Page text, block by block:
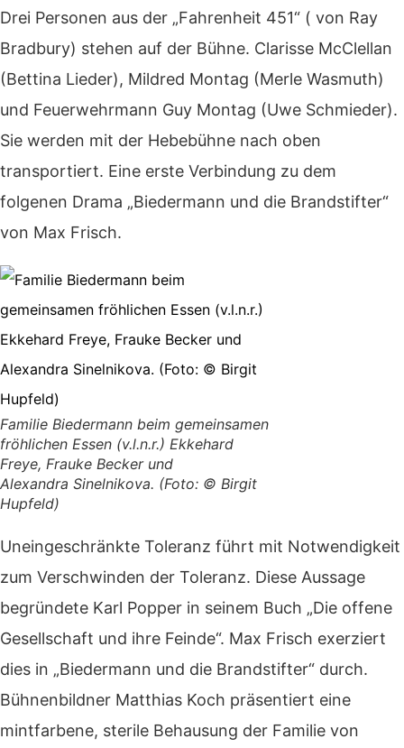
Drei Personen aus der „Fahrenheit 451“ ( von Ray
Bradbury) stehen auf der Bühne. Clarisse McClellan
(Bettina Lieder), Mildred Montag (Merle Wasmuth)
und Feuerwehrmann Guy Montag (Uwe Schmieder).
Sie werden mit der Hebebühne nach oben
transportiert. Eine erste Verbindung zu dem
folgenen Drama „Biedermann und die Brandstifter“
von Max Frisch.
Familie Biedermann beim gemeinsamen
fröhlichen Essen (v.l.n.r.) Ekkehard
Freye, Frauke Becker und
Alexandra Sinelnikova. (Foto: © Birgit
Hupfeld)
Uneingeschränkte Toleranz führt mit Notwendigkeit
zum Verschwinden der Toleranz. Diese Aussage
begründete Karl Popper in seinem Buch „Die offene
Gesellschaft und ihre Feinde“. Max Frisch exerziert
dies in „Biedermann und die Brandstifter“ durch.
Bühnenbildner Matthias Koch präsentiert eine
mintfarbene, sterile Behausung der Familie von